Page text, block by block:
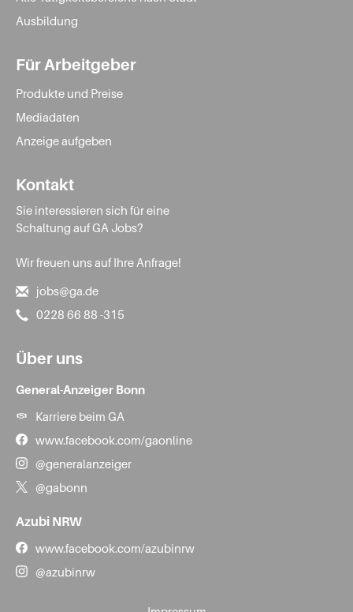
Ausbildung
Für Arbeitgeber
Produkte und Preise
Mediadaten
Anzeige aufgeben
Kontakt
Sie interessieren sich für eine
Schaltung auf GA Jobs?
Wir freuen uns auf Ihre Anfrage!
jobs@ga.de
0228 66 88 -315
Über uns
General-Anzeiger Bonn
Karriere beim GA
www.facebook.com/gaonline
@generalanzeiger
@gabonn
Azubi NRW
www.facebook.com/azubinrw
@azubinrw